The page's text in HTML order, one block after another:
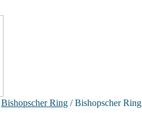
Bishopscher Ring / Bishopscher Ring